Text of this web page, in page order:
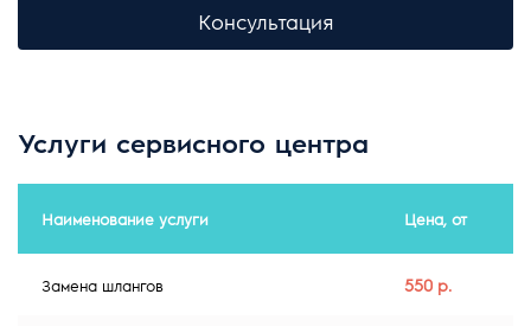
Консультация
Услуги сервисного центра
Наименование услуги Цена, от
Замена шлангов 550 р.